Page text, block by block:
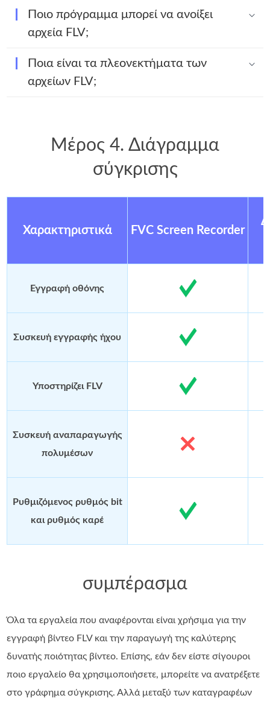
Ποιο πρόγραμμα μπορεί να ανοίξει
αρχεία FLV;
Ποια είναι τα πλεονεκτήματα των
αρχείων FLV;
Μέρος 4. Διάγραμμα
σύγκρισης
Χαρακτηριστικά FVC Screen Recorder
Εγγραφή οθόνης
Συσκευή εγγραφής ήχου
Υποστηρίζει FLV
Συσκευή αναπαραγωγής
πολυμέσων
Ρυθμιζόμενος ρυθμός bit
και ρυθμός καρέ
συμπέρασμα
Όλα τα εργαλεία που αναφέρονται είναι χρήσιμα για την
εγγραφή βίντεο FLV και την παραγωγή της καλύτερης
δυνατής ποιότητας βίντεο. Επίσης, εάν δεν είστε σίγουροι
ποιο εργαλείο θα χρησιμοποιήσετε, μπορείτε να ανατρέξετε
στο γράφημα σύγκρισης. Αλλά μεταξύ των καταγραφέων